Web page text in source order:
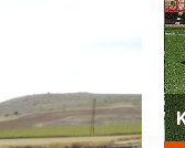
var